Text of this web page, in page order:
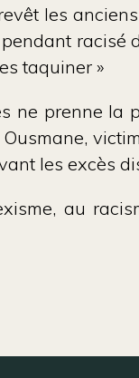
les
pendant
taquiner »
ne prenne la
les excès
au